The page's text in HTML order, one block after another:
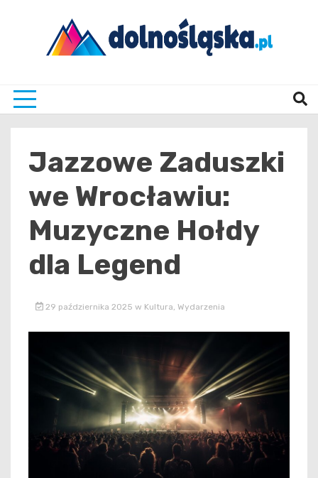
Jazzowe Zaduszki
we Wrocławiu:
Muzyczne Hołdy
dla Legend
29 października 2025 w Kultura Wydarzenia